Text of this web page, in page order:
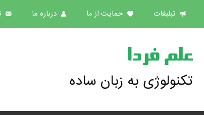
تبلیغات حمایت از ما درباره ما
علم فردا
تکنولوژی به زبان ساده